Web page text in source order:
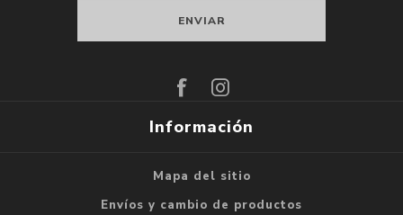
Información
Mapa del sitio
Envíos y cambio de productos